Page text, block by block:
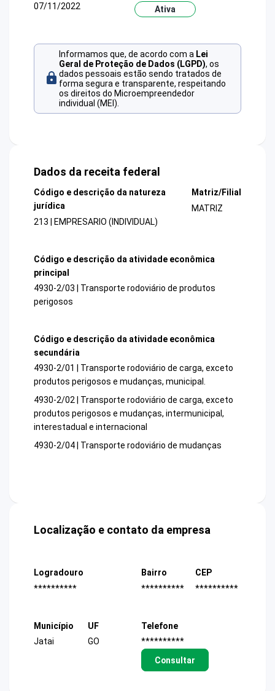
07/11/2022
Ativa
Informamos que, de acordo com a Lei
Geral de Proteção de Dados (LGPD), os
dados pessoais estão sendo tratados de
forma segura e transparente, respeitando
os direitos do Microempreendedor
individual (MEI).
Dados da receita federal
Código e descrição da natureza
jurídica
213 | EMPRESARIO (INDIVIDUAL)
Matriz/Filial
MATRIZ
Código e descrição da atividade econômica
principal
4930-2/03 | Transporte rodoviário de produtos
perigosos
Código e descrição da atividade econômica
secundária
4930-2/01 | Transporte rodoviário de carga, exceto
produtos perigosos e mudanças, municipal.
4930-2/02 | Transporte rodoviário de carga, exceto
produtos perigosos e mudanças, intermunicipal,
interestadual e internacional
4930-2/04 | Transporte rodoviário de mudanças
Localização e contato da empresa
Logradouro
**********
Bairro
**********
CEP
**********
Município
Jatai
UF
GO
Telefone
**********
Consultar